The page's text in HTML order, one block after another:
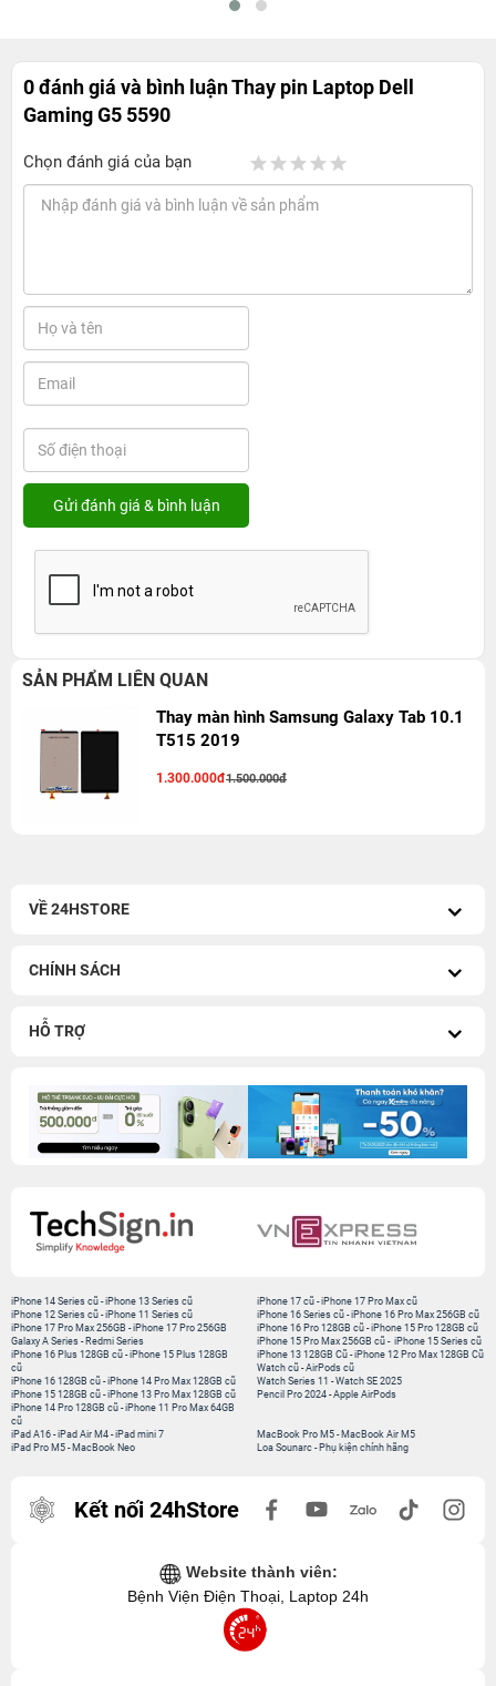
0 đánh giá và bình luậnThay pin Laptop Dell
Gaming G5 5590
Chọn đánh giá của bạn
SẢN PHẨM LIÊN QUAN
Thay màn hình Samsung Galaxy Tab 10.1
T515 2019
1.300.000đ1.500.000đ
VỀ 24HSTORE
CHÍNH SÁCH
HỖ TRỢ
iPhone 14 Series cũ -iPhone 13 Series cũ
iPhone 12 Series cũ -iPhone 11 Series cũ
iPhone 17 Pro Max 256GB -iPhone 17 Pro 256GB
Galaxy A Series - Redmi Series
iPhone 17 cũ-iPhone 17 Pro Max cũ
iPhone 16 Series cũ- iPhone 16 Pro Max 256GB cũ
iPhone 16 Pro 128GB cũ-iPhone 15 Pro 128GB cũ
iPhone 15 Pro Max 256GB cũ- iPhone 15 Series cũ
iPhone 16 Plus 128GB cũ -iPhone 15 Plus 128GB
cũ
iPhone 16 128GB cũ -iPhone 14 Pro Max 128GB cũ
iPhone 15 128GB cũ -iPhone 13 Pro Max 128GB cũ
iPhone 14 Pro 128GB cũ -iPhone 11 Pro Max 64GB
cũ
iPhone 13 128GB Cũ-iPhone 12 Pro Max 128GB Cũ
Watch cũ-AirPods cũ
Watch Series 11 -Watch SE 2025
Pencil Pro 2024-Apple AirPods
iPad A16 -iPad Air M4 -iPad mini 7
iPad Pro M5 - MacBook Neo
MacBook Pro M5- MacBook Air M5
Loa Sounarc- Phụ kiện chính hãng
Kết nối 24hStore
Website thành viên:
Bệnh Viện Điện Thoại, Laptop 24h